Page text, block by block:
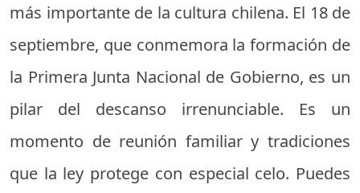
más importante de la cultura chilena. El 18 de
septiembre, que conmemora la formación de
la Primera Junta Nacional de Gobierno, es un
pilar del descanso irrenunciable. Es un
momento de reunión familiar y tradiciones
que la ley protege con especial celo. Puedes